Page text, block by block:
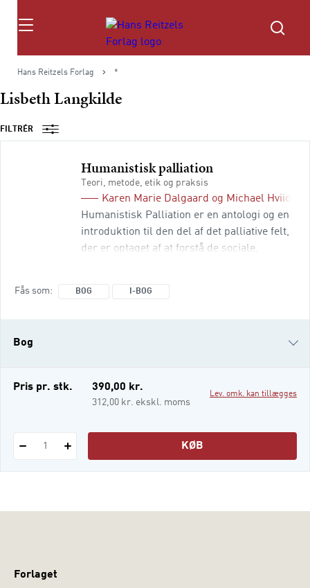
Søg
Hans Reitzels Forlag *
Lisbeth Langkilde
FILTRÉR
Humanistisk palliation
Teori, metode, etik og praksis
Karen Marie Dalgaard og Michael Hviid
Humanistisk Palliation er en antologi og en
introduktion til den del af det palliative felt,
der er optaget af at forstå de sociale,
humanistisk palliative felt samt præsentere
Fås som BOG I-BOG
Bog
i-bog
Pris pr. stk. 390,00 kr.
312,00 kr. ekskl. moms
Lev. omk. kan tillægges
1 KØB
Forlaget